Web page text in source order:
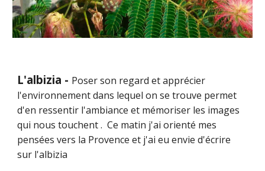
L'albizia - Poser son regard et apprécier
l'environnement dans lequel on se trouve permet
d'en ressentir l'ambiance et mémoriser les images
qui nous touchent . Ce matin j'ai orienté mes
pensées vers la Provence et j'ai eu envie d'écrire
sur l'albizia